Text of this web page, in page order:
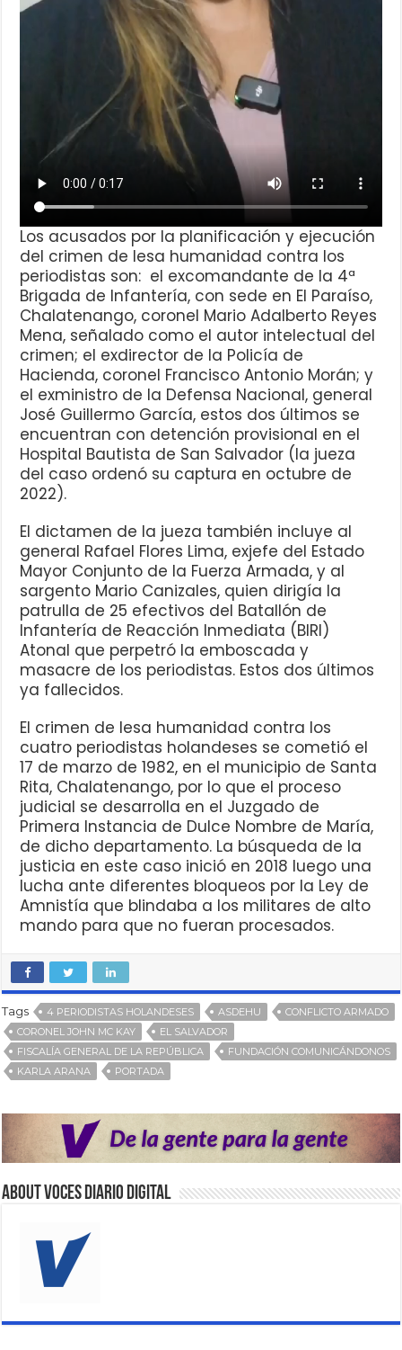
Los acusados por la planificación y ejecución
del crimen de lesa humanidad contra los
periodistas son: el excomandante de la 4ª
Brigada de Infantería, con sede en El Paraíso,
Chalatenango, coronel Mario Adalberto Reyes
Mena, señalado como el autor intelectual del
crimen; el exdirector de la Policía de
Hacienda, coronel Francisco Antonio Morán; y
el exministro de la Defensa Nacional, general
José Guillermo García, estos dos últimos se
encuentran con detención provisional en el
Hospital Bautista de San Salvador (la jueza
del caso ordenó su captura en octubre de
2022).
El dictamen de la jueza también incluye al
general Rafael Flores Lima, exjefe del Estado
Mayor Conjunto de la Fuerza Armada, y al
sargento Mario Canizales, quien dirigía la
patrulla de 25 efectivos del Batallón de
Infantería de Reacción Inmediata (BIRI)
Atonal que perpetró la emboscada y
masacre de los periodistas. Estos dos últimos
ya fallecidos.
El crimen de lesa humanidad contra los
cuatro periodistas holandeses se cometió el
17 de marzo de 1982, en el municipio de Santa
Rita, Chalatenango, por lo que el proceso
judicial se desarrolla en el Juzgado de
Primera Instancia de Dulce Nombre de María,
de dicho departamento. La búsqueda de la
justicia en este caso inició en 2018 luego una
lucha ante diferentes bloqueos por la Ley de
Amnistía que blindaba a los militares de alto
mando para que no fueran procesados.
Tags 4 PERIODISTAS HOLANDESES ASDEHU
CONFLICTO ARMADO
CORONEL JOHN MC KAY
EL SALVADOR
FISCALÍA GENERAL DE LA REPÚBLICA
FUNDACIÓN COMUNICÁNDONOS
KARLA ARANA
PORTADA
About VOCES Diario digital